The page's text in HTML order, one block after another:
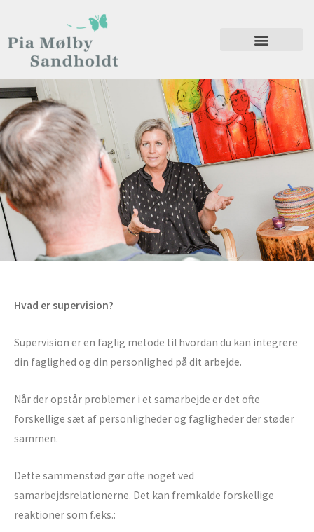
indholdet
Hvad er supervision?
Supervision er en faglig metode til hvordan du kan integrere
din faglighed og din personlighed på dit arbejde.
Når der opstår problemer i et samarbejde er det ofte
forskellige sæt af personligheder og fagligheder der støder
sammen.
Dette sammenstød gør ofte noget ved
samarbejdsrelationerne. Det kan fremkalde forskellige
reaktioner som f.eks.: